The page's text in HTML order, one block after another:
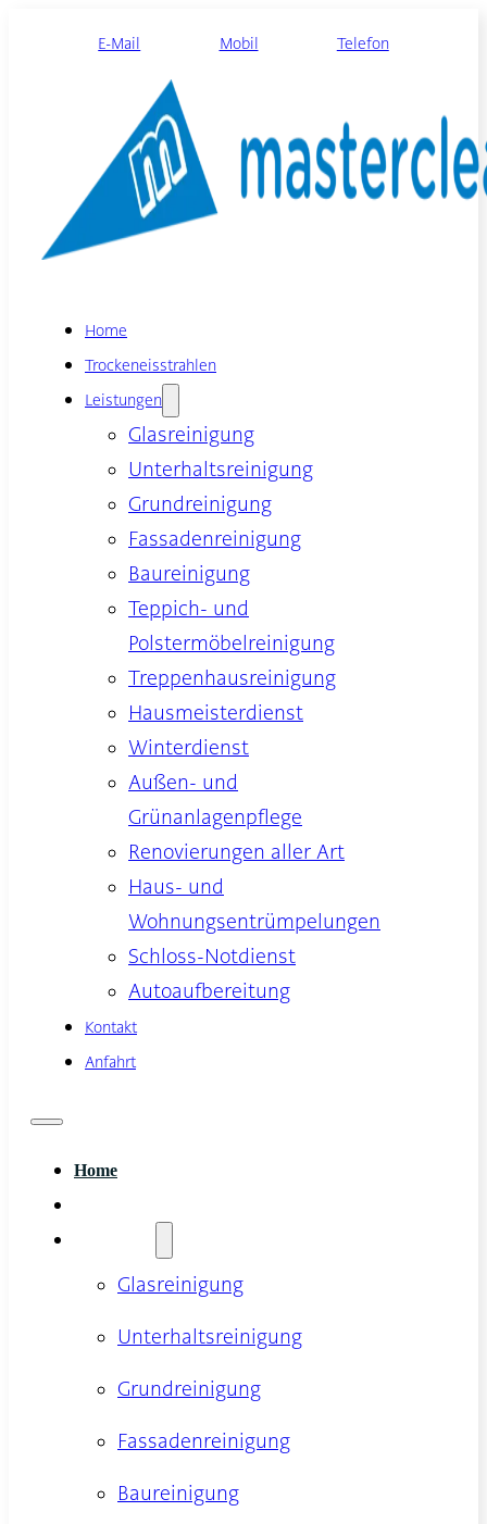
E-Mail Mobil Telefon
Home
Trockeneisstrahlen
Leistungen
Glasreinigung
Unterhaltsreinigung
Grundreinigung
Fassadenreinigung
Baureinigung
Teppich- und
Polstermöbelreinigung
Treppenhausreinigung
Hausmeisterdienst
Winterdienst
Außen- und
Grünanlagenpflege
Renovierungen aller Art
Haus- und
Wohnungsentrümpelungen
Schloss-Notdienst
Autoaufbereitung
Kontakt
Anfahrt
Home
Glasreinigung
Unterhaltsreinigung
Grundreinigung
Fassadenreinigung
Baureinigung